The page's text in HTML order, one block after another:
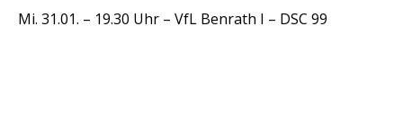
Mi. 31.01. – 19.30 Uhr – VfL Benrath I – DSC 99